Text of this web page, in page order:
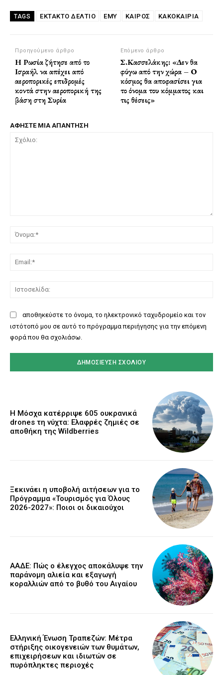
TAGS ΈΚΤΑΚΤΟ ΔΕΛΤΊΟ ΕΜΥ ΚΑΙΡΟΣ ΚΑΚΟΚΑΙΡΊΑ
Προηγούμενο άρθρο
Η Ρωσία ζήτησε από το
Ισραήλ να απέχει από
αεροπορικές επιδρομές
κοντά στην αεροπορική της
βάση στη Συρία
Επόμενο άρθρο
Σ.Κασσελάκης: «Δεν θα
φύγω από την χώρα – Ο
κόσμος θα αποφασίσει για
το όνομα του κόμματος και
τις θέσεις»
ΑΦΗΣΤΕ ΜΙΑ ΑΠΑΝΤΗΣΗ
αποθηκεύστε το όνομα, το ηλεκτρονικό ταχυδρομείο και τον
ιστότοπό μου σε αυτό το πρόγραμμα περιήγησης για την επόμενη
φορά που θα σχολιάσω.
Η Μόσχα κατέρριψε 605 ουκρανικά
drones τη νύχτα: Ελαφρές ζημιές σε
αποθήκη της Wildberries
Ξεκινάει η υποβολή αιτήσεων για το
Πρόγραμμα «Τουρισμός για Όλους
2026-2027»: Ποιοι οι δικαιούχοι
ΑΑΔΕ: Πώς ο έλεγχος αποκάλυψε την
παράνομη αλιεία και εξαγωγή
κοραλλιών από το βυθό του Αιγαίου
Ελληνική Ένωση Τραπεζών: Μέτρα
στήριξης οικογενειών των θυμάτων,
επιχειρήσεων και ιδιωτών σε
πυρόπληκτες περιοχές